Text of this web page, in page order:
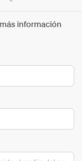
información